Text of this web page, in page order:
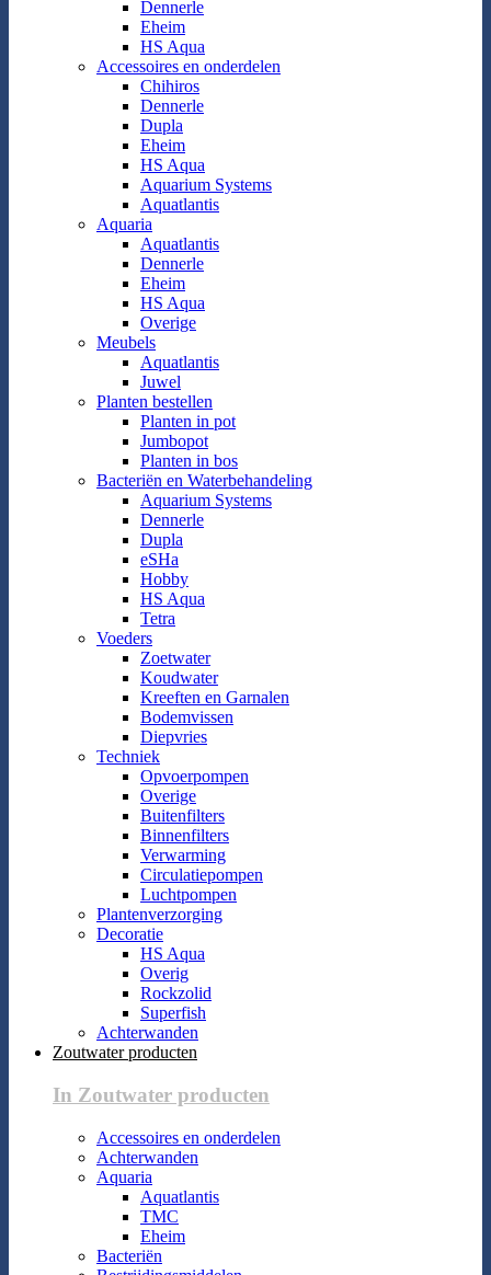
Dennerle
Eheim
HS Aqua
Accessoires en onderdelen
Chihiros
Dennerle
Dupla
Eheim
HS Aqua
Aquarium Systems
Aquatlantis
Aquaria
Aquatlantis
Dennerle
Eheim
HS Aqua
Overige
Meubels
Aquatlantis
Juwel
Planten bestellen
Planten in pot
Jumbopot
Planten in bos
Bacteriën en Waterbehandeling
Aquarium Systems
Dennerle
Dupla
eSHa
Hobby
HS Aqua
Tetra
Voeders
Zoetwater
Koudwater
Kreeften en Garnalen
Bodemvissen
Diepvries
Techniek
Opvoerpompen
Overige
Buitenfilters
Binnenfilters
Verwarming
Circulatiepompen
Luchtpompen
Plantenverzorging
Decoratie
HS Aqua
Overig
Rockzolid
Superfish
Achterwanden
Zoutwater producten
In Zoutwater producten
Accessoires en onderdelen
Achterwanden
Aquaria
Aquatlantis
TMC
Eheim
Bacteriën